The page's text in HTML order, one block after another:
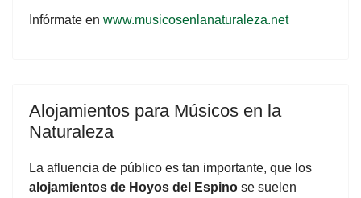
Infórmate en www.musicosenlanaturaleza.net
Alojamientos para Músicos en la
Naturaleza
La afluencia de público es tan importante, que los
alojamientos de Hoyos del Espino se suelen